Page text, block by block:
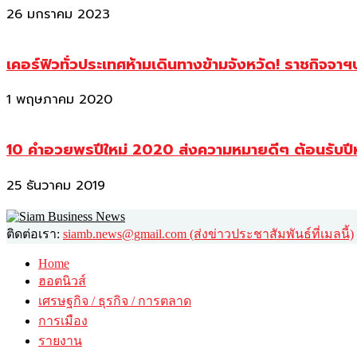
26 มกราคม 2023
เคอร์ฟิวทั่วประเทศห้ามเดินทางข้ามจังหวัด! ราชกิจจา
1 พฤษภาคม 2020
10 คำอวยพรปีใหม่ 2020 ส่งความหมายดีๆ ต้อนรับ
25 ธันวาคม 2019
ติดต่อเรา: siamb.news@gmail.com (ส่งข่าวประชาสัมพันธ์ที่เมลนี้)
Home
ฮอตนิวส์
เศรษฐกิจ / ธุรกิจ / การตลาด
การเมือง
รายงาน